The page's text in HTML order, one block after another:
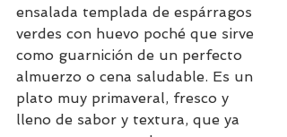
ensalada templada de espárragos
verdes con huevo poché que sirve
como guarnición de un perfecto
almuerzo o cena saludable. Es un
plato muy primaveral, fresco y
lleno de sabor y textura, que ya